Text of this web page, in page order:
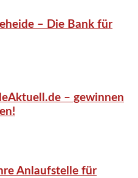
– Die Bank für
– gewinnen
Anlaufstelle für